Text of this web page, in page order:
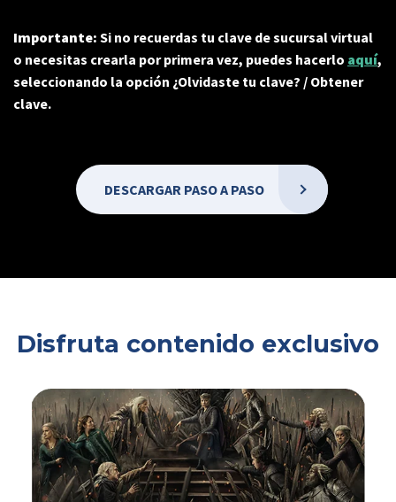
Importante: Si no recuerdas tu clave de sucursal virtual
o necesitas crearla por primera vez, puedes hacerlo aquí,
seleccionando la opción ¿Olvidaste tu clave? / Obtener
clave.
DESCARGAR PASO A PASO
Disfruta contenido exclusivo